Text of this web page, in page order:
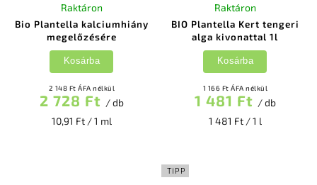
Bio Plantella kalciumhiány
megelőzésére
Raktáron
2 148 Ft ÁFA nélkül
2 728 Ft / db
10,91 Ft / 1 ml
Kosárba
BIO Plantella Kert tengeri
alga kivonattal 1l
Raktáron
1 166 Ft ÁFA nélkül
1 481 Ft / db
1 481 Ft / 1 l
Kosárba
TIPP